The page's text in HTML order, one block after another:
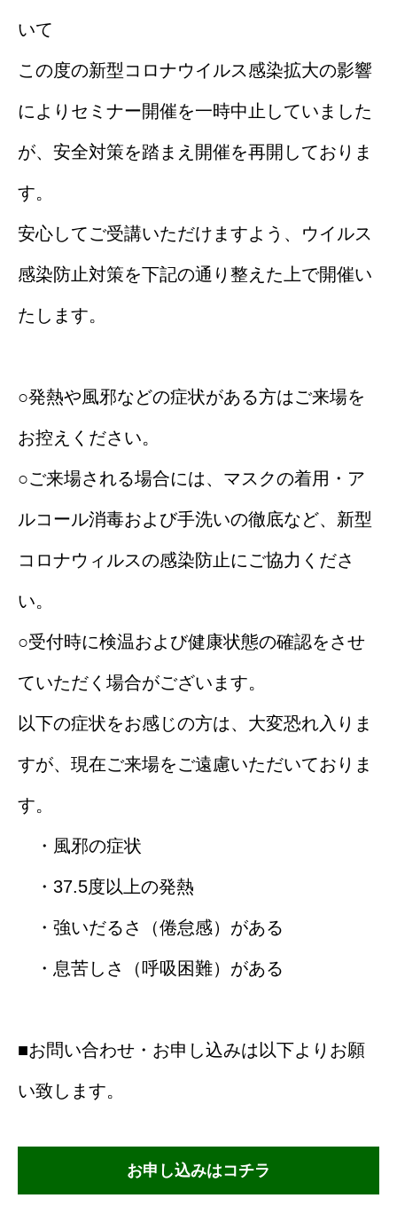
いて
この度の新型コロナウイルス感染拡大の影響
によりセミナー開催を一時中止していました
が、安全対策を踏まえ開催を再開しておりま
す。
安心してご受講いただけますよう、ウイルス
感染防止対策を下記の通り整えた上で開催い
たします。
○発熱や風邪などの症状がある方はご来場を
お控えください。
○ご来場される場合には、マスクの着用・ア
ルコール消毒および手洗いの徹底など、新型
コロナウィルスの感染防止にご協力くださ
い。
○受付時に検温および健康状態の確認をさせ
ていただく場合がございます。
以下の症状をお感じの方は、大変恐れ入りま
すが、現在ご来場をご遠慮いただいておりま
す。
・風邪の症状
・37.5度以上の発熱
・強いだるさ（倦怠感）がある
・息苦しさ（呼吸困難）がある
■お問い合わせ・お申し込みは以下よりお願
い致します。
お申し込みはコチラ